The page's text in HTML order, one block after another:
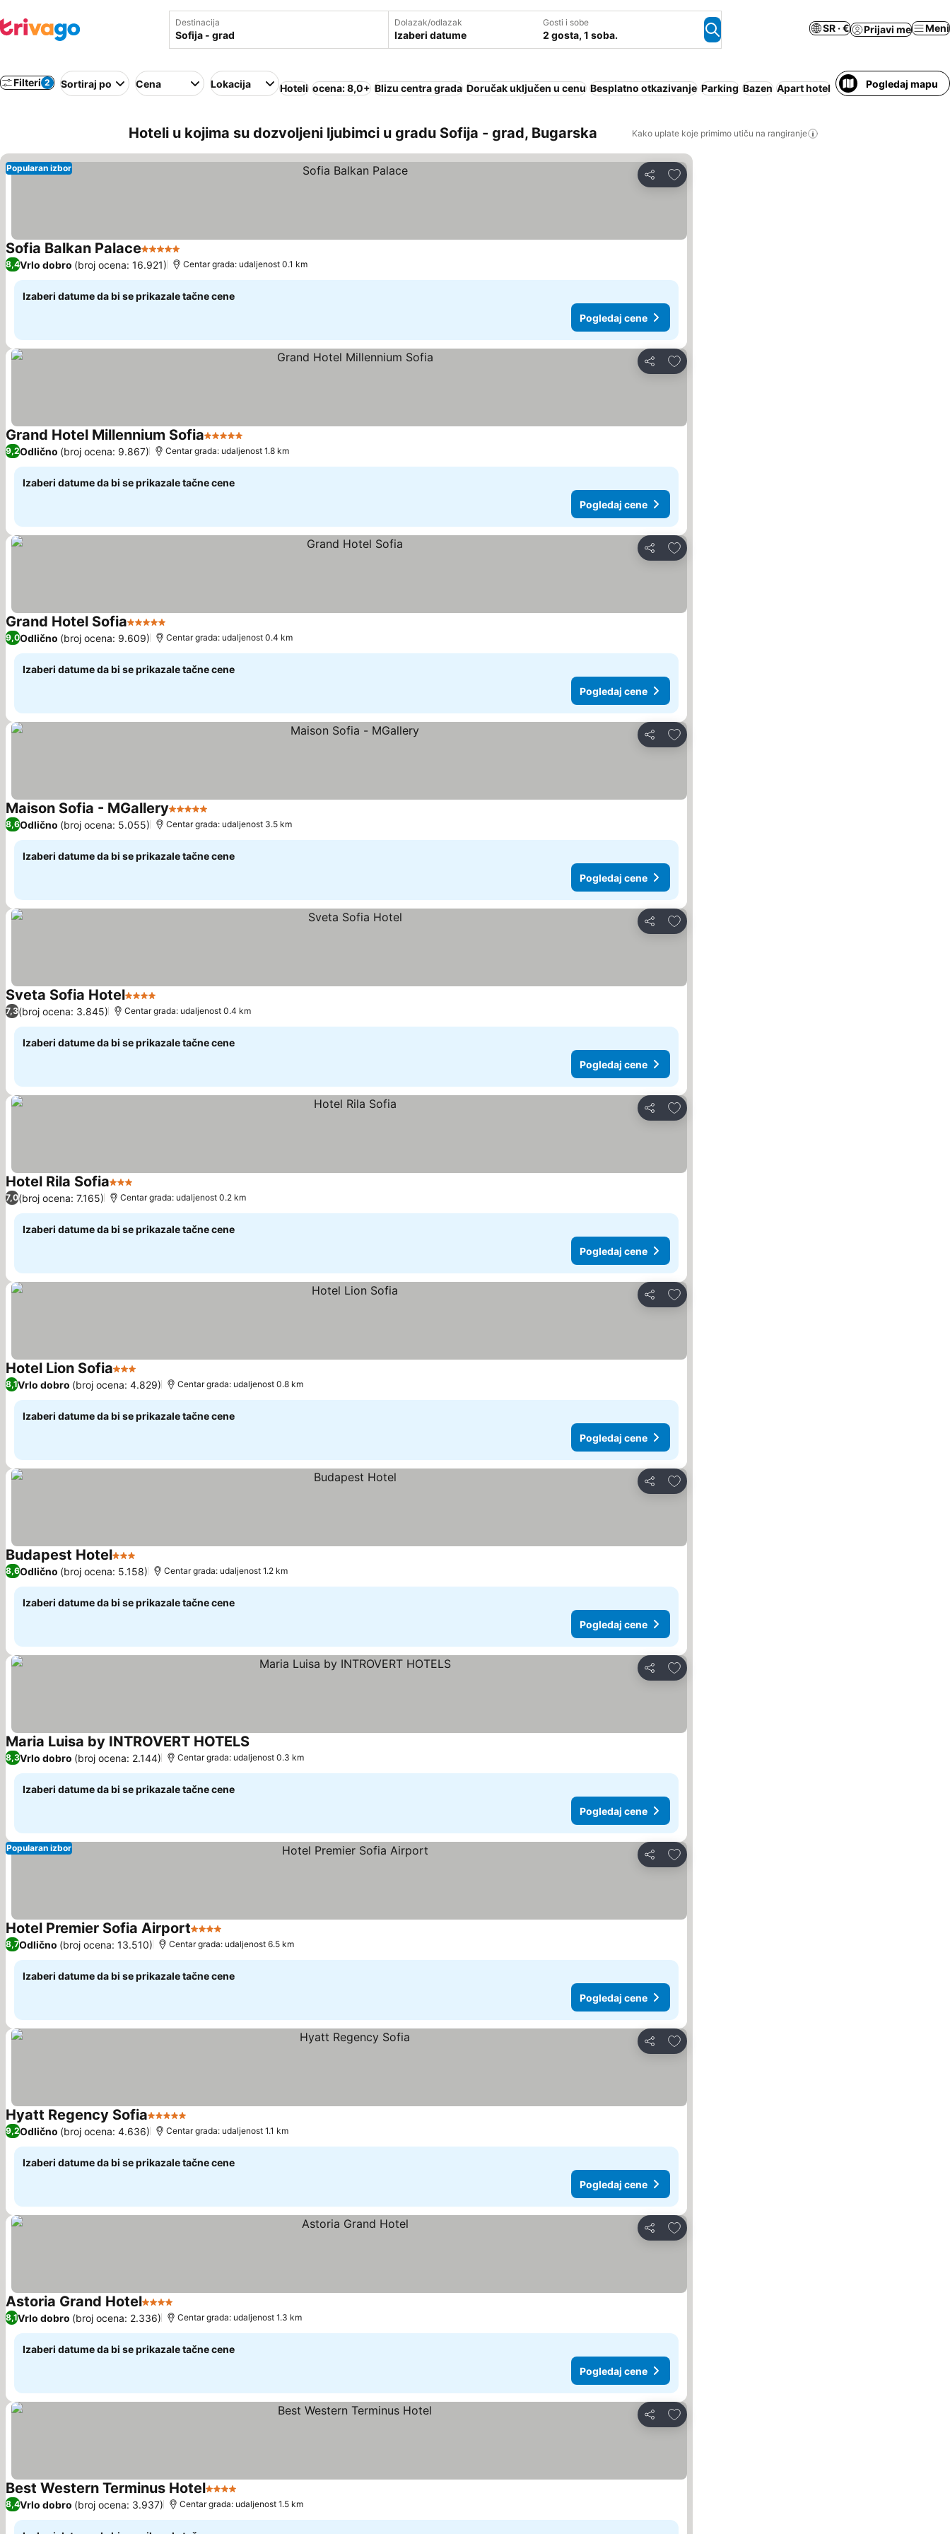
Destinacija Dolazak/odlazak
Izaberi datume
Gosti i sobe
2 gosta, 1 soba.
SR · € Prijavi me Meni
Filteri 2 Sortiraj po Cena Lokacija Hoteli ocena: 8,0+ Blizu centra grada Doručak uključen u cenu Besplatno otkazivanje Parking Bazen Apart hotel Klimatizacija Wi-Fi
Pogledaj mapu
Hoteli u kojima su dozvoljeni ljubimci u gradu Sofija - grad, Bugarska Kako uplate koje primimo utiču na rangiranje
Deli
Dodati u favorite
Popularan izbor
Sofia Balkan Palace5 Zvezdice
8,4Vrlo dobro (broj ocena: 16.921) Centar grada: udaljenost 0.1 km
Izaberi datume da bi se prikazale tačne cene
Pogledaj cene
Deli
Dodati u favorite
Grand Hotel Millennium Sofia5 Zvezdice
9,2Odlično (broj ocena: 9.867) Centar grada: udaljenost 1.8 km
Izaberi datume da bi se prikazale tačne cene
Pogledaj cene
Deli
Dodati u favorite
Grand Hotel Sofia5 Zvezdice
9,0Odlično (broj ocena: 9.609) Centar grada: udaljenost 0.4 km
Izaberi datume da bi se prikazale tačne cene
Pogledaj cene
Deli
Dodati u favorite
Maison Sofia - MGallery5 Zvezdice
8,6Odlično (broj ocena: 5.055) Centar grada: udaljenost 3.5 km
Izaberi datume da bi se prikazale tačne cene
Pogledaj cene
Deli
Dodati u favorite
Sveta Sofia Hotel4 Zvezdice
7,3(broj ocena: 3.845) Centar grada: udaljenost 0.4 km
Izaberi datume da bi se prikazale tačne cene
Pogledaj cene
Deli
Dodati u favorite
Hotel Rila Sofia3 Zvezdice
7,0(broj ocena: 7.165) Centar grada: udaljenost 0.2 km
Izaberi datume da bi se prikazale tačne cene
Pogledaj cene
Deli
Dodati u favorite
Hotel Lion Sofia3 Zvezdice
8,1Vrlo dobro (broj ocena: 4.829) Centar grada: udaljenost 0.8 km
Izaberi datume da bi se prikazale tačne cene
Pogledaj cene
Deli
Dodati u favorite
Budapest Hotel3 Zvezdice
8,6Odlično (broj ocena: 5.158) Centar grada: udaljenost 1.2 km
Izaberi datume da bi se prikazale tačne cene
Pogledaj cene
Deli
Dodati u favorite
Maria Luisa by INTROVERT HOTELS
8,3Vrlo dobro (broj ocena: 2.144) Centar grada: udaljenost 0.3 km
Izaberi datume da bi se prikazale tačne cene
Pogledaj cene
Deli
Dodati u favorite
Popularan izbor
Hotel Premier Sofia Airport4 Zvezdice
8,7Odlično (broj ocena: 13.510) Centar grada: udaljenost 6.5 km
Izaberi datume da bi se prikazale tačne cene
Pogledaj cene
Deli
Dodati u favorite
Hyatt Regency Sofia5 Zvezdice
9,2Odlično (broj ocena: 4.636) Centar grada: udaljenost 1.1 km
Izaberi datume da bi se prikazale tačne cene
Pogledaj cene
Deli
Dodati u favorite
Astoria Grand Hotel4 Zvezdice
8,1Vrlo dobro (broj ocena: 2.336) Centar grada: udaljenost 1.3 km
Izaberi datume da bi se prikazale tačne cene
Pogledaj cene
Deli
Dodati u favorite
Best Western Terminus Hotel4 Zvezdice
8,4Vrlo dobro (broj ocena: 3.937) Centar grada: udaljenost 1.5 km